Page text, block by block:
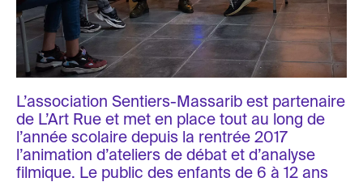
L’association Sentiers-Massarib est partenaire
de L’Art Rue et met en place tout au long de
l’année scolaire depuis la rentrée 2017
l’animation d’ateliers de débat et d’analyse
filmique. Le public des enfants de 6 à 12 ans